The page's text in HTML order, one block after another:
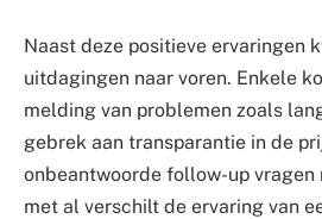
Naast deze positieve ervaringen
uitdagingen naar voren. Enkele
melding van problemen zoals
gebrek aan transparantie in de
onbeantwoorde follow-up vragen
met al verschilt de ervaring van